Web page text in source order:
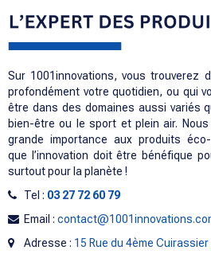
Sur 1001innovations, vous trouverez
profondément votre quotidien, ou qui
être dans des domaines aussi variés
bien-être ou le sport et plein air.
grande importance aux produits
que l’innovation doit être bénéfique
surtout pour la planète !
Tel : 03 27 72 60 79
Email :
Adresse : 15 Rue du 4ème